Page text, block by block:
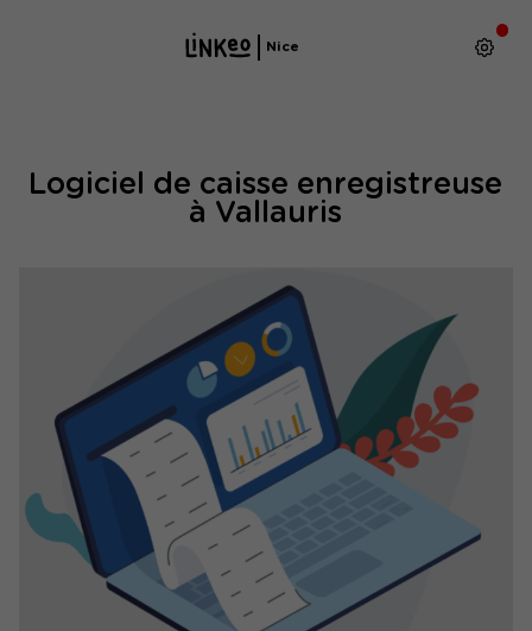
Nice
Logiciel de caisse enregistreuse
à Vallauris